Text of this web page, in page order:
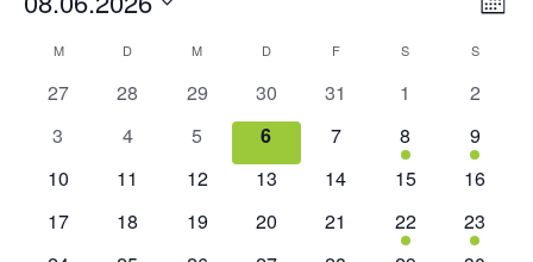
Monat
wählen.
Kalender
von
Veranstaltungen
M D M D F S S
0
27
0
Veranstaltungen
28
0
Veranstaltungen
29
0
Veranstaltungen
30
0
31
0
1
0
2
0
3
0
Veranstaltungen
4
0
Veranstaltungen
5
0
Veranstaltungen
6
0
Veranstaltungen
7
1
Veranstaltung
8
1
9
0
10
0
11
0
12
0
13
0
14
0
15
0
16
0
17
0
18
0
19
0
20
0
Veranstaltungen
21
1
Veranstaltung
22
1
23